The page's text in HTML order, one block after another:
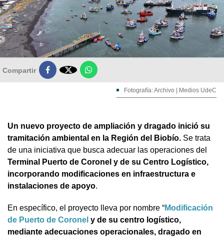
Compartir 
Fotografía: Archivo | Medios UdeC
Un nuevo proyecto de ampliación y dragado inició su
tramitación ambiental en la Región del Biobío. Se trata
de una iniciativa que busca adecuar las operaciones del
Terminal Puerto de Coronel y de su Centro Logístico,
incorporando modificaciones en infraestructura e
instalaciones de apoyo.
En específico, el proyecto lleva por nombre “Modificación
de Puerto de Coronel y de su centro logístico,
mediante adecuaciones operacionales, dragado en